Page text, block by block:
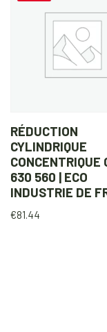
RÉDUCTION
CYLINDRIQUE
CONCENTRIQUE
630 560 | ECO
INDUSTRIE DE
€81.44